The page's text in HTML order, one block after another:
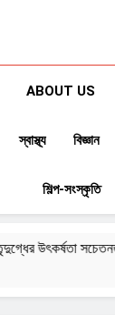
ABOUT US
স্বাস্থ্য বিজ্ঞান
শিল্প-সংস্কৃতি